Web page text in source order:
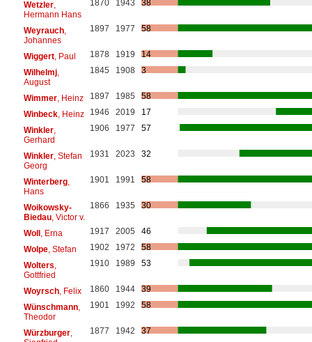
Wetzler,
Hermann Hans
1870 1943 38
Weyrauch,
Johannes
1897 1977 58
Wiggert, Paul 1878 1919
14
Wilhelmj,
August
1845 1908 3
Wimmer, Heinz 1897 1985
58
Winbeck, Heinz 1946 2019
17
Winkler,
Gerhard
1906 1977 57
Winkler, Stefan
Georg
1931 2023 32
Winterberg,
Hans
1901 1991 58
Woikowsky-
Biedau, Victor v.
1866 1935 30
Woll, Erna 1917 2005
46
Wolpe, Stefan 1902 1972
58
Wolters
Gottfried
1910 1989 53
Woyrsch, Felix 1860 1944
39
Wünschmann,
Theodor
1901 1992 58
Würzburger,
1877 1942 37